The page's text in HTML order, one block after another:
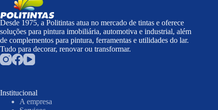
Desde 1975, a Politintas atua no mercado de tintas e oferece
soluções para pintura imobiliária, automotiva e industrial, além
de complementos para pintura, ferramentas e utilidades do lar.
Tudo para decorar, renovar ou transformar.
Institucional
A empresa